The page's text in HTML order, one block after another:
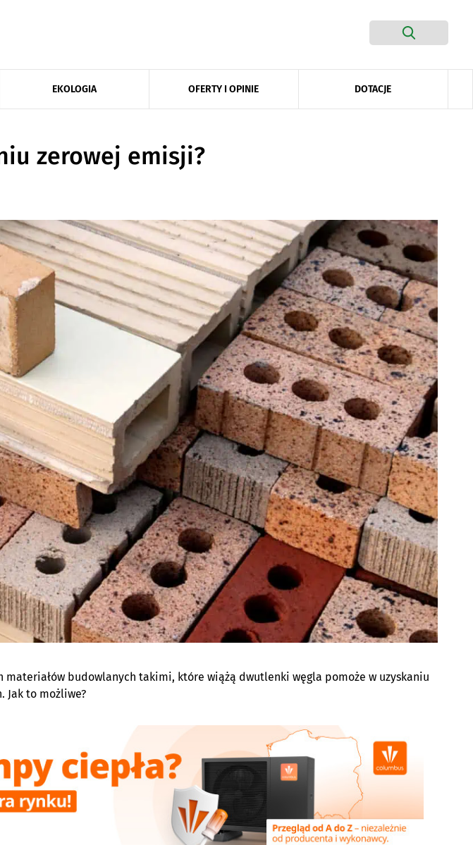
EKOLOGIA OFERTY I OPINIE DOTACJE
zerowej emisji?
materiałów budowlanych takimi, które wiążą dwutlenki węgla pomoże w uzyskaniu
Jak to możliwe?